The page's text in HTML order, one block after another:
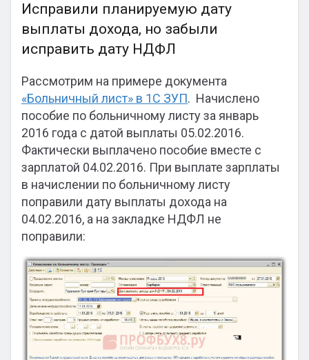
Исправили планируемую дату
выплаты дохода, но забыли
исправить дату НДФЛ
Рассмотрим на примере документа
«Больничный лист» в 1С ЗУП. Начислено
пособие по больничному листу за январь
2016 года с датой выплаты 05.02.2016.
Фактически выплачено пособие вместе с
зарплатой 04.02.2016. При выплате зарплаты
в начислении по больничному листу
поправили дату выплаты дохода на
04.02.2016, а на закладке НДФЛ не
поправили: